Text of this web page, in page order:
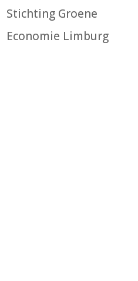
Stichting Groene
Economie Limburg